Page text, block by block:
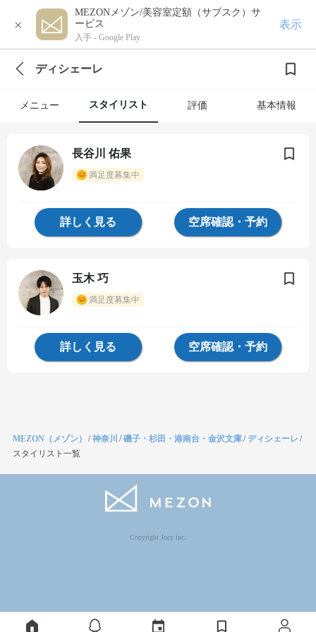
×
MEZONメゾン/美容室定額（サブスク）サ
ービス
入手 - Google Play
表示
ディシェーレ
メニュー スタイリスト 評価 基本情報
長谷川 佑果
満足度募集中
詳しく見る 空席確認・予約
玉木 巧
満足度募集中
詳しく見る 空席確認・予約
MEZON（メゾン） /神奈川 /磯子・杉田・港南台・金沢文庫/ディシェーレ /
スタイリスト一覧
Copyright Jocy inc.